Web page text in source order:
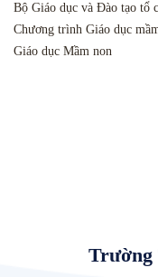
Bộ Giáo dục và Đào tạo tổ
Chương trình Giáo dục
Giáo dục Mầm non
Trường